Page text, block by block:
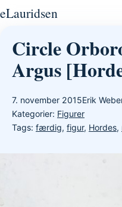
Gå til indhold
eLauridsen
Circle
Argus
7. november 2015Erik
Kategorier: Figurer
Tags: færdig, figur, Hordes,